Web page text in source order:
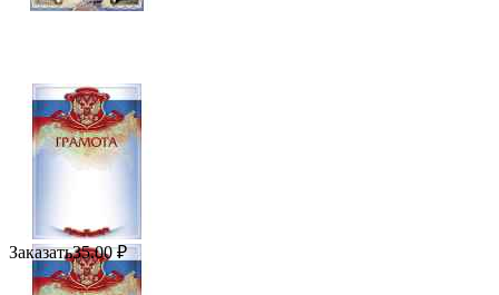
Заказать35.00 ₽